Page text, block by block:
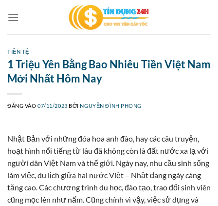
qua
TIỀN TỆ
1 Triệu Yên Bằng Bao Nhiêu Tiền Việt Nam
Mới Nhất Hôm Nay
ĐĂNG VÀO07/11/2023 BỞI NGUYỄN ĐÌNH PHONG
Nhật Bản với những đóa hoa anh đào, hay các câu truyện,
hoạt hình nổi tiếng từ lâu đã không còn là đất nước xa lạ với
người dân Việt Nam và thế giới. Ngày nay, nhu cầu sinh sống
làm việc, du lịch giữa hai nước Việt – Nhật đang ngày càng
tăng cao. Các chương trình du học, đào tạo, trao đổi sinh viên
cũng mọc lên như nấm. Cũng chính vì vậy, việc sử dụng và